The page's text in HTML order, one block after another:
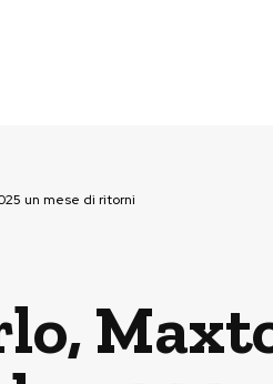
un mese di ritorni